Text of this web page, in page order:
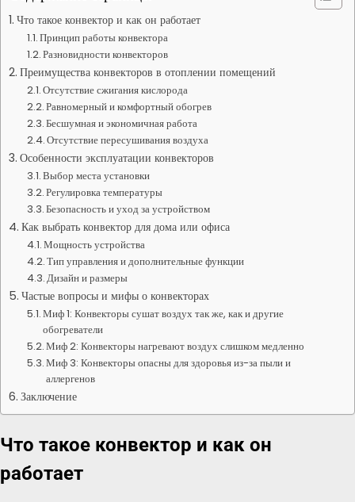
Что такое конвектор и как он работает
Принцип работы конвектора
Разновидности конвекторов
Преимущества конвекторов в отоплении помещений
Отсутствие сжигания кислорода
Равномерный и комфортный обогрев
Бесшумная и экономичная работа
Отсутствие пересушивания воздуха
Особенности эксплуатации конвекторов
Выбор места установки
Регулировка температуры
Безопасность и уход за устройством
Как выбрать конвектор для дома или офиса
Мощность устройства
Тип управления и дополнительные функции
Дизайн и размеры
Частые вопросы и мифы о конвекторах
Миф 1: Конвекторы сушат воздух так же, как и другие
обогреватели
Миф 2: Конвекторы нагревают воздух слишком медленно
Миф 3: Конвекторы опасны для здоровья из-за пыли и
аллергенов
Заключение
Что такое конвектор и как он
работает